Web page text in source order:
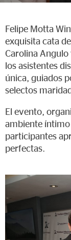
Felipe Motta
exquisita cata
Carolina Angulo
los asistentes
única, guiados
selectos
El evento,
ambiente
participantes
perfectas.